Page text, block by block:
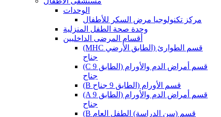
الوحدات
مركز تكنولوجيا مرض السكر للأطفال
وحدة صحة الطفل المنزلية
أقسام المرضى الداخليين
(MHC قسم الطوارئ (الطابق الأرضي
جناح
(C قسم أمراض الدم والأورام (الطابق 9
جناح
(B قسم الأورام (الطابق 9 جناح
(A قسم أمراض الدم والأورام (الطابق 9
جناح
(B قسم (سن الدراسة) الطفل العام